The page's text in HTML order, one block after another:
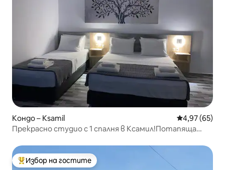
Кондо – Ksamil Средна
4,97 (65)
Прекрасно студио с 1 спалня в Ксамил!Потапяща
Най-популярен избор на гостите
Избор на гостите